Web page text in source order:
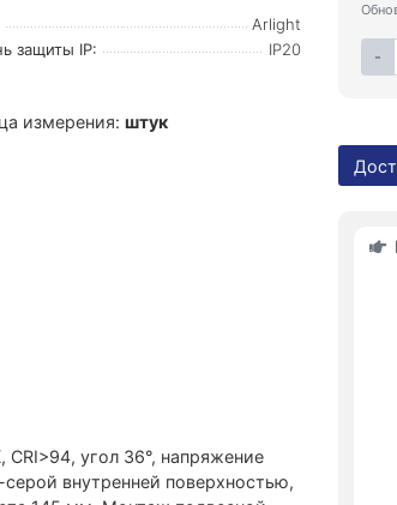
Arlight
защиты IP:
IP20
измерения: штук
-
угол 36°, напряжение
внутренней поверхностью,